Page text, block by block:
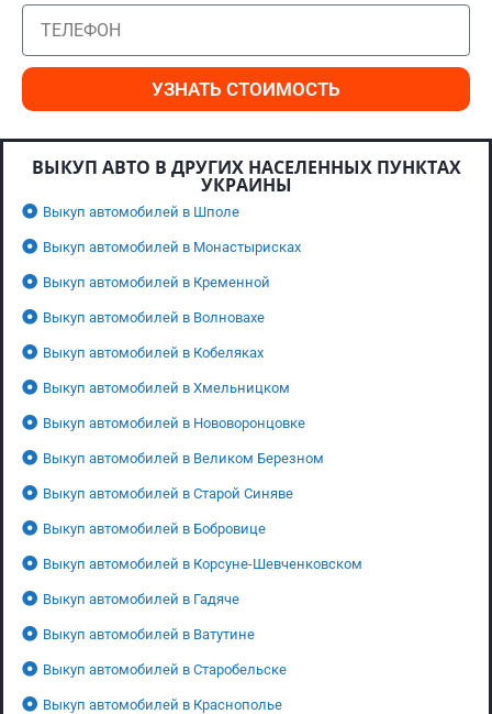
УЗНАТЬ СТОИМОСТЬ
ВЫКУП АВТО В ДРУГИХ НАСЕЛЕННЫХ ПУНКТАХ
УКРАИНЫ
Выкуп автомобилей в Шполе
Выкуп автомобилей в Монастырисках
Выкуп автомобилей в Кременной
Выкуп автомобилей в Волновахе
Выкуп автомобилей в Кобеляках
Выкуп автомобилей в Хмельницком
Выкуп автомобилей в Нововоронцовке
Выкуп автомобилей в Великом Березном
Выкуп автомобилей в Старой Синяве
Выкуп автомобилей в Бобровице
Выкуп автомобилей в Корсуне-Шевченковском
Выкуп автомобилей в Гадяче
Выкуп автомобилей в Ватутине
Выкуп автомобилей в Старобельске
Выкуп автомобилей в Краснополье